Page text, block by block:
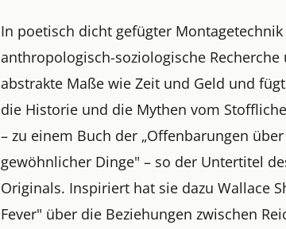
In poetisch dicht gefügter
anthropologisch-soziologische
abstrakte Maße wie Zeit und Geld und
die Historie und die Mythen vom
– zu einem Buch der „Offenbarungen
gewöhnlicher Dinge" – so der Untertitel
Originals. Inspiriert hat sie dazu Wallace
Fever" über die Beziehungen zwischen